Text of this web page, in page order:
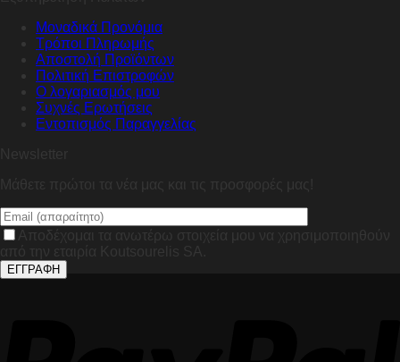
Μοναδικά Προνόμια
Τρόποι Πληρωμής
Αποστολή Προϊόντων
Πολιτική Επιστροφών
Ο λογαριασμός μου
Συχνές Ερωτήσεις
Εντοπισμός Παραγγελίας
Newsletter
Μάθετε πρώτοι τα νέα μας και τις προσφορές μας!
Αποδέχομαι τα ανωτέρω στοιχεία μου να χρησιμοποιηθούν
από την εταιρία Koutsourelis SA.